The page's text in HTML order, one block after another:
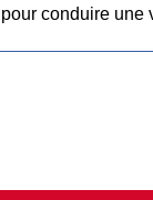
conduire une